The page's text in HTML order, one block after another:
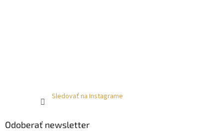
Sledovať na Instagrame
Odoberať newsletter